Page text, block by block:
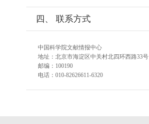
四、 联系方式
中国科学院文献情报中心
地址：北京市海淀区中关村北四环西路33号
邮编：100190
电话：010-82626611-6320